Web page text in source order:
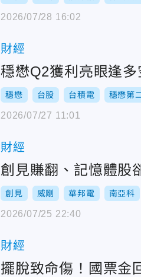
2026/07/28 16:02
財經
穩懋Q2獲利亮眼逢
穩懋 台股 台積電 穩懋第
2026/07/27 11:01
財經
創見賺翻、記憶體股
創見 威剛 華邦電 南亞科
2026/07/25 22:40
財經
擺脫致命傷！國票